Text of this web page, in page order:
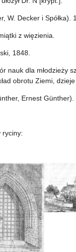
W. Decker i Spółka).
z więzienia.
1848.
nauk dla młodzieży
obrotu Ziemi,
Ernest Günther).
ryciny: